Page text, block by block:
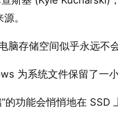
。
脑存储空间似乎永远不会
为系统文件保留了一小
的功能会悄悄地在 SSD